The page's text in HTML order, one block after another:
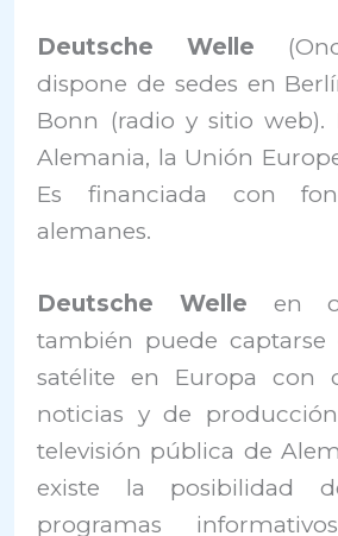
Deutsche Welle
dispone de sedes en
Bonn (radio y sitio web).
Alemania, la Unión
Es financiada con
alemanes.
Deutsche Welle en
también puede captarse
satélite en Europa con
noticias y de
televisión pública de
existe la posibilidad
programas